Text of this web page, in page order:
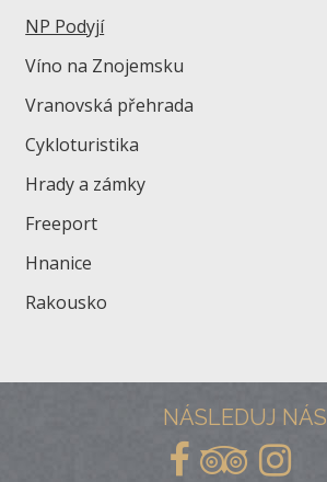
NP Podyjí
Víno na Znojemsku
Vranovská přehrada
Cykloturistika
Hrady a zámky
Freeport
Hnanice
Rakousko
NÁSLEDUJ NÁS